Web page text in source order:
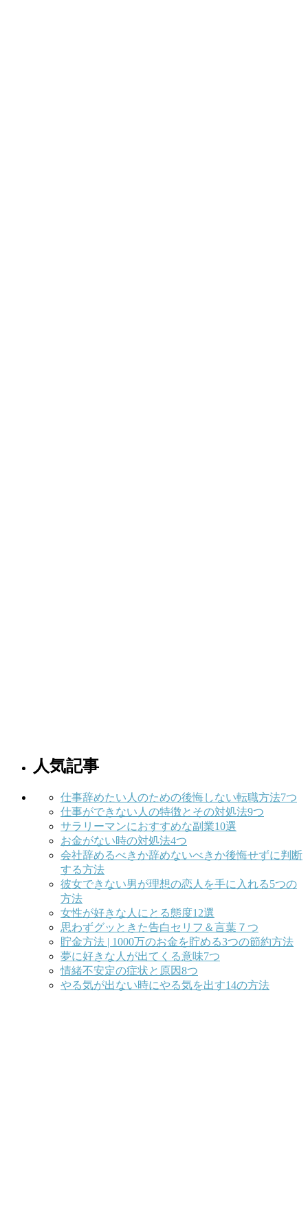
人気記事
仕事辞めたい人のための後悔しない転職方法7つ
仕事ができない人の特徴とその対処法9つ
サラリーマンにおすすめな副業10選
お金がない時の対処法4つ
会社辞めるべきか辞めないべきか後悔せずに判断
する方法
彼女できない男が理想の恋人を手に入れる5つの
方法
女性が好きな人にとる態度12選
思わずグッときた告白セリフ＆言葉７つ
貯金方法 | 1000万のお金を貯める3つの節約方法
夢に好きな人が出てくる意味7つ
情緒不安定の症状と原因8つ
やる気が出ない時にやる気を出す14の方法